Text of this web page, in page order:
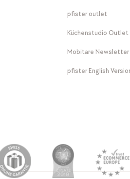
pfister outlet
Küchenstudio Outlet
Mobitare Newsletter
pfister English